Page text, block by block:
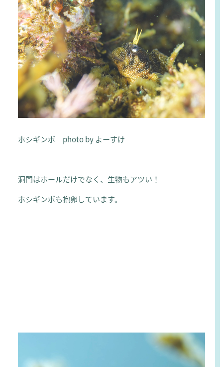
ホシギンポ photo by よーすけ
洞門はホールだけでなく、生物もアツい！
ホシギンポも抱卵しています。